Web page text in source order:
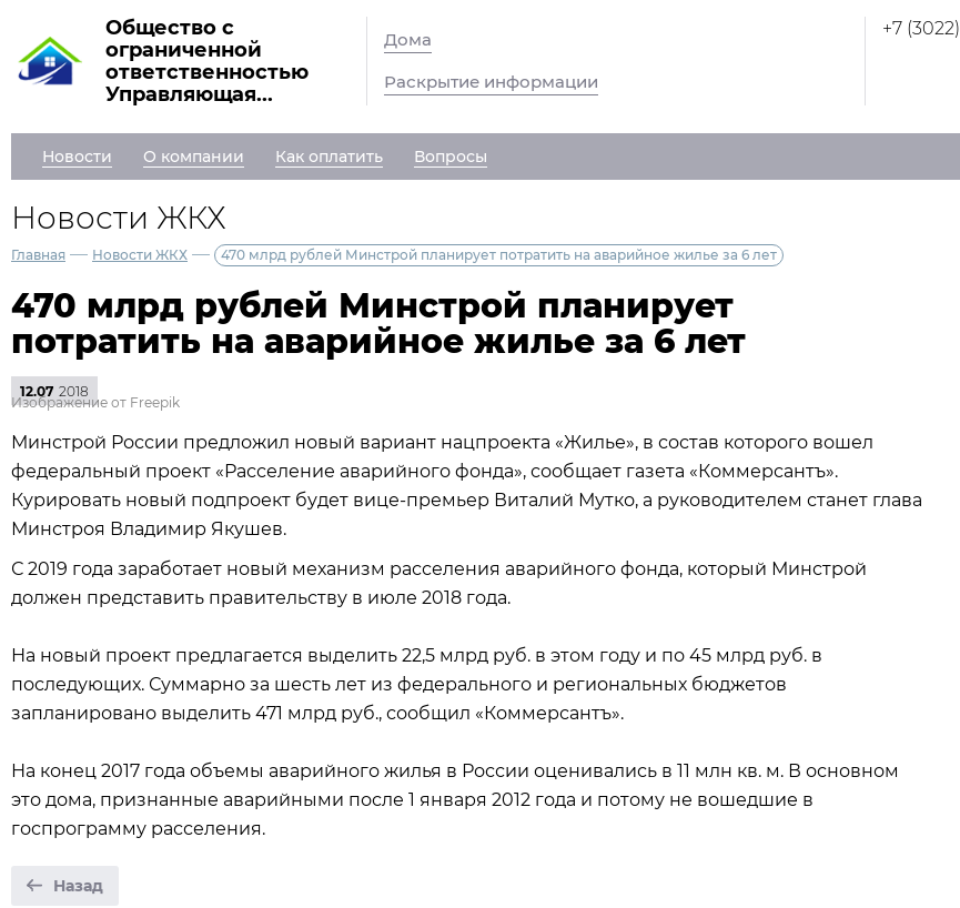
Общество с
ограниченной
ответственностью
Управляющая...
Дома
Раскрытие информации
+7 (3022)
Новости О компании Как оплатить Вопросы
Новости ЖКХ
Главная — Новости ЖКХ — 470 млрд рублей Минстрой планирует потратить на аварийное жилье за 6 лет
470 млрд рублей Минстрой планирует
потратить на аварийное жилье за 6 лет
12.07 2018
Изображение от Freepik
Минстрой России предложил новый вариант нацпроекта «Жилье», в состав которого вошел
федеральный проект «Расселение аварийного фонда», сообщает газета «Коммерсантъ».
Курировать новый подпроект будет вице-премьер Виталий Мутко, а руководителем станет глава
Минстроя Владимир Якушев.
С 2019 года заработает новый механизм расселения аварийного фонда, который Минстрой
должен представить правительству в июле 2018 года.
На новый проект предлагается выделить 22,5 млрд руб. в этом году и по 45 млрд руб. в
последующих. Суммарно за шесть лет из федерального и региональных бюджетов
запланировано выделить 471 млрд руб., сообщил «Коммерсантъ».
На конец 2017 года объемы аварийного жилья в России оценивались в 11 млн кв. м. В основном
это дома, признанные аварийными после 1 января 2012 года и потому не вошедшие в
госпрограмму расселения.
Назад